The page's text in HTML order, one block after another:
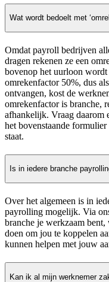
Wat wordt bedoelt met
Omdat payroll bedrijven
dragen rekenen ze een
bovenop het uurloon
omrekenfactor 50%, dus
ontvangen, kost de
omrekenfactor is branche,
afhankelijk. Vraag daarom
het bovenstaande
staat.
Is in iedere branche
Over het algemeen is in
payrolling mogelijk. Via
branche je werkzaam
doen om jou te koppelen
kunnen helpen met jouw
Kan ik al mijn werknemer